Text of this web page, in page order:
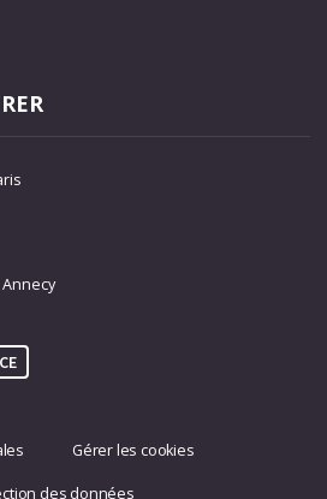
Gérer les cookies
des données